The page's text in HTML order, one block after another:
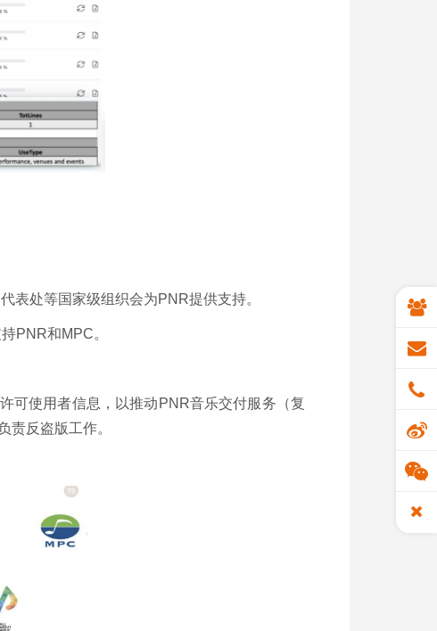
表处等国家级组织会为PNR提供支持。
PNR和MPC。
可使用者信息，以推动PNR音乐交付服务（复
责反盗版工作。